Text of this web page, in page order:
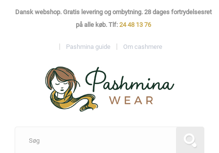
Dansk webshop. Gratis levering og ombytning. 28 dages fortrydelsesret
på alle køb. Tlf: 24 48 13 76
Pashmina guide Om cashmere